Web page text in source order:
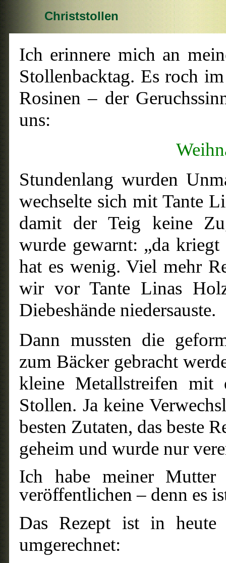
Christstollen
Ich erinnere mich an
Stollenbacktag. Es roch
Rosinen – der
uns:
Stundenlang wurden
wechselte sich mit Tante
damit der Teig keine
wurde gewarnt: „da
hat es wenig. Viel mehr
wir vor Tante Linas
Diebeshände niedersauste.
Dann mussten die
zum Bäcker gebracht
kleine Metallstreifen mit
Stollen. Ja keine
besten Zutaten, das beste
geheim und wurde nur
Ich habe meiner
veröffentlichen – denn es
Das Rezept ist in
umgerechnet: